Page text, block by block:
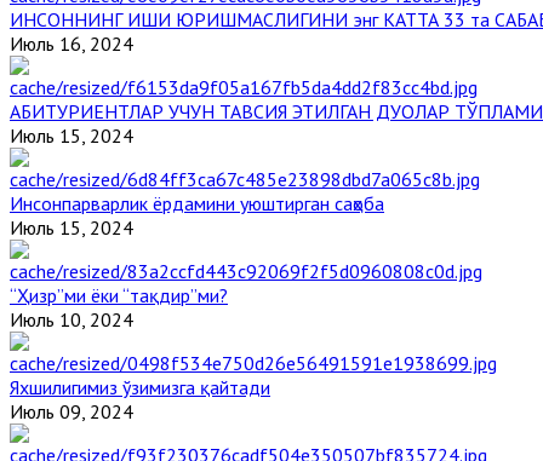
ИНСОННИНГ ИШИ ЮРИШМАСЛИГИНИ энг КАТТА 33 та
Июль 16, 2024
АБИТУРИЕНТЛАР УЧУН ТАВСИЯ ЭТИЛГАН ДУОЛАР ТЎПЛАМИ
Июль 15, 2024
Инсонпарварлик ёрдамини уюштирган саҳоба
Июль 15, 2024
“Ҳизр”ми ёки “тақдир”ми?
Июль 10, 2024
Яхшилигимиз ўзимизга қайтади
Июль 09, 2024